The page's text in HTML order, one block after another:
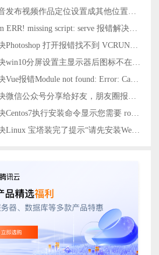
抖音发布视频作品定位设置成其他位置方法
npm ERR! missing script: serve 报错解决方法
解决Photoshop 打开报错找不到 VCRUNTIME140_1.dll问题
解决win10分屏设置主显示器后图标不在主显示器问题
解决Vue报错Module not found: Error: Can't resolve 'less-loader' in 'C:\Users\Hm\Desktop\vue\vue_shop'问题
解决微信公众号分享给好友，朋友圈报错errMsg: "onMenuShareAppMessage:fail, the permission value is offline verifying"
解决Centos7执行安装命令显示您需要 root 权限执行此命令
解决Linux 宝塔装完了提示“请先安装Web服务器！”